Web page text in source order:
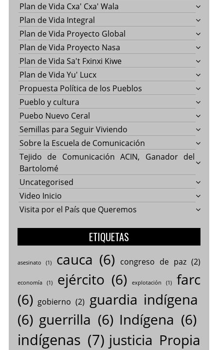
Plan de Vida Cxa' Cxa' Wala
Plan de Vida Integral
Plan de Vida Proyecto Global
Plan de Vida Proyecto Nasa
Plan de Vida Sa't Fxinxi Kiwe
Plan de Vida Yu' Lucx
Propuesta Política de los Pueblos
Pueblo y cultura
Puebo Nuevo Ceral
Semillas para Seguir Viviendo
Sobre la Escuela de Comunicación
Tejido de Comunicación ACIN, Ganador del
Bartolomé
Uncategorised
Video Inicio
Visita por el País que Queremos
ETIQUETAS
asesinato (1) cauca (6) congreso de paz(2)
economía(1) ejército (6) explotación (1)
farc
(6) gobierno (2) guardia indígena
(6) guerrilla (6) Indígena (6)
indígenas (7) justicia Propia